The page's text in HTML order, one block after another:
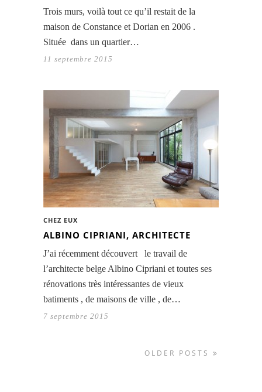
Trois murs, voilà tout ce qu’il restait de la
maison de Constance et Dorian en 2006 .
Située dans un quartier…
11 septembre 2015
CHEZ EUX
ALBINO CIPRIANI, ARCHITECTE
J’ai récemment découvert le travail de
l’architecte belge Albino Cipriani et toutes ses
rénovations très intéressantes de vieux
batiments , de maisons de ville , de…
7 septembre 2015
OLDER POSTS